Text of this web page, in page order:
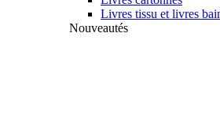
Livres tissu et livres
Nouveautés